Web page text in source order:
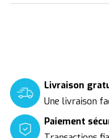
Livraison
Une livraison
Paiement